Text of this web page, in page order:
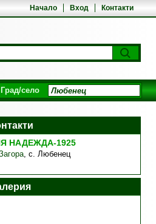
Начало Вход Контакти
Град/село
НАДЕЖДА-1925
, с. Любенец